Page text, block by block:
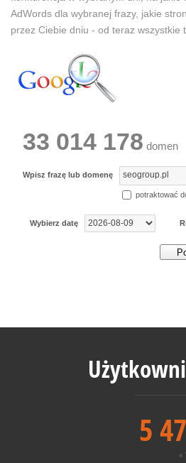
AdWords dla wybranej frazy, jakie
przez Ciebie dniu - od teraz
33 014 178 domen
Wpisz frazę lub domenę
potraktować
Wybierz datę
5